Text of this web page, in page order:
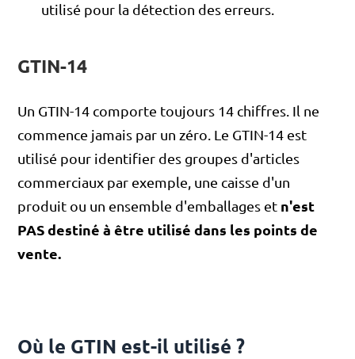
utilisé pour la détection des erreurs.
GTIN-14
Un GTIN-14 comporte toujours 14 chiffres. Il ne
commence jamais par un zéro. Le GTIN-14 est
utilisé pour identifier des groupes d'articles
commerciaux par exemple, une caisse d'un
produit ou un ensemble d'emballages et n'est
PAS destiné à être utilisé dans les points de
vente.
Où le GTIN est-il utilisé ?